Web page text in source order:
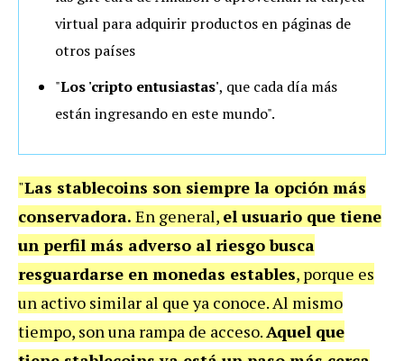
virtual para adquirir productos en páginas de
otros países
"Los 'cripto entusiastas', que cada día más
están ingresando en este mundo".
"Las stablecoins son siempre la opción más
conservadora. En general, el usuario que tiene
un perfil más adverso al riesgo busca
resguardarse en monedas estables, porque es
un activo similar al que ya conoce. Al mismo
tiempo, son una rampa de acceso.Aquel que